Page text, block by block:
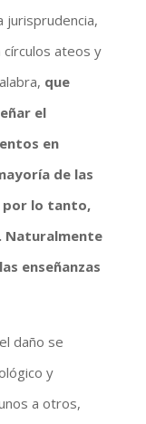
jurisprudencia,
círculos ateos y
que
el
en
de las
por lo tanto,
Naturalmente
enseñanzas
daño se
y
a otros,